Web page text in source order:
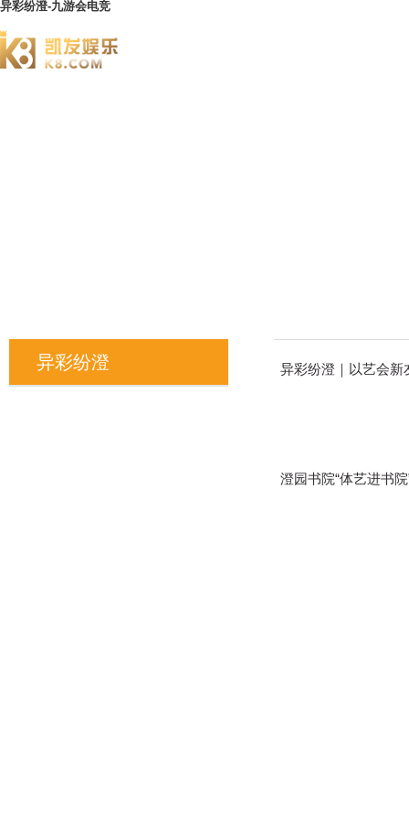
异彩纷澄-九游会电竞
异彩纷澄 异彩纷澄｜以艺会新
澄园书院“体艺进书